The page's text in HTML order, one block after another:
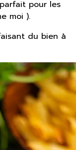
pour les
moi ).
du bien à